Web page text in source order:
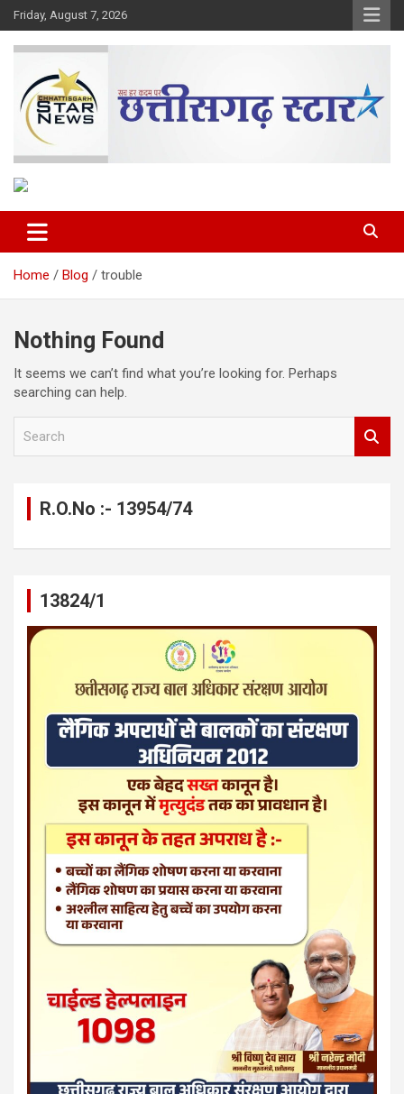
Skip
to
content
Friday, August 7, 2026
Chhattisgarh Star
Home Blog trouble
Nothing Found
It seems we can’t find what you’re looking for. Perhaps
searching can help.
R.O.No :- 13954/74
13824/1